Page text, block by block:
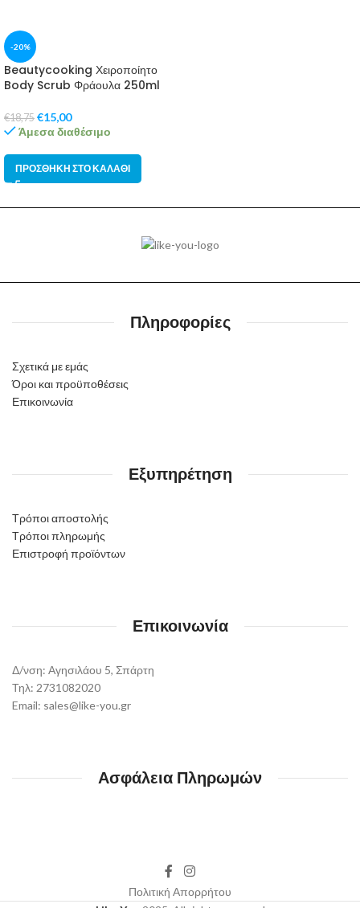
-20%
Beautycooking Χειροποίητο
Body Scrub Φράουλα 250ml
€18,75 €15,00
Άμεσα διαθέσιμο
ΠΡΟΣΘΉΚΗ ΣΤΟ ΚΑΛΆΘΙ
Πληροφορίες
Σχετικά με εμάς
Όροι και προϋποθέσεις
Επικοινωνία
Εξυπηρέτηση
Τρόποι αποστολής
Τρόποι πληρωμής
Επιστροφή προϊόντων
Επικοινωνία
Δ/νση: Αγησιλάου 5, Σπάρτη
Τηλ: 2731082020
Email: sales@like-you.gr
Ασφάλεια Πληρωμών
Πολιτική Απορρήτου